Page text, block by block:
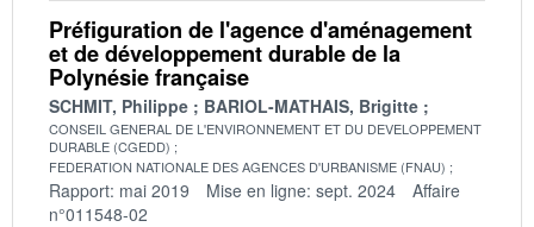
Préfiguration de l'agence d'aménagement
et de développement durable de la
Polynésie française
SCHMIT, Philippe BARIOL-MATHAIS, Brigitte
CONSEIL GENERAL DE L'ENVIRONNEMENT ET DU DEVELOPPEMENT
DURABLE (CGEDD)
FEDERATION NATIONALE DES AGENCES D'URBANISME (FNAU)
Rapport: mai 2019 Mise en ligne: sept. 2024
Affaire
n°011548-02